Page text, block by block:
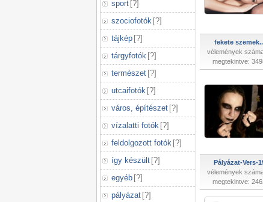
sport [?]
szociofotók [?]
tájkép [?]
tárgyfotók [?]
természet [?]
utcaifotók [?]
város, építészet [?]
vízalatti fotók [?]
feldolgozott fotók [?]
így készült [?]
egyéb [?]
pályázat [?]
fekete
vélemények
megtekintve:
Pályázat-Vers-
vélemények
megtekintve: